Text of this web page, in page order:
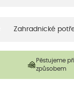
Zahradnické
Pěstujeme
způsobem